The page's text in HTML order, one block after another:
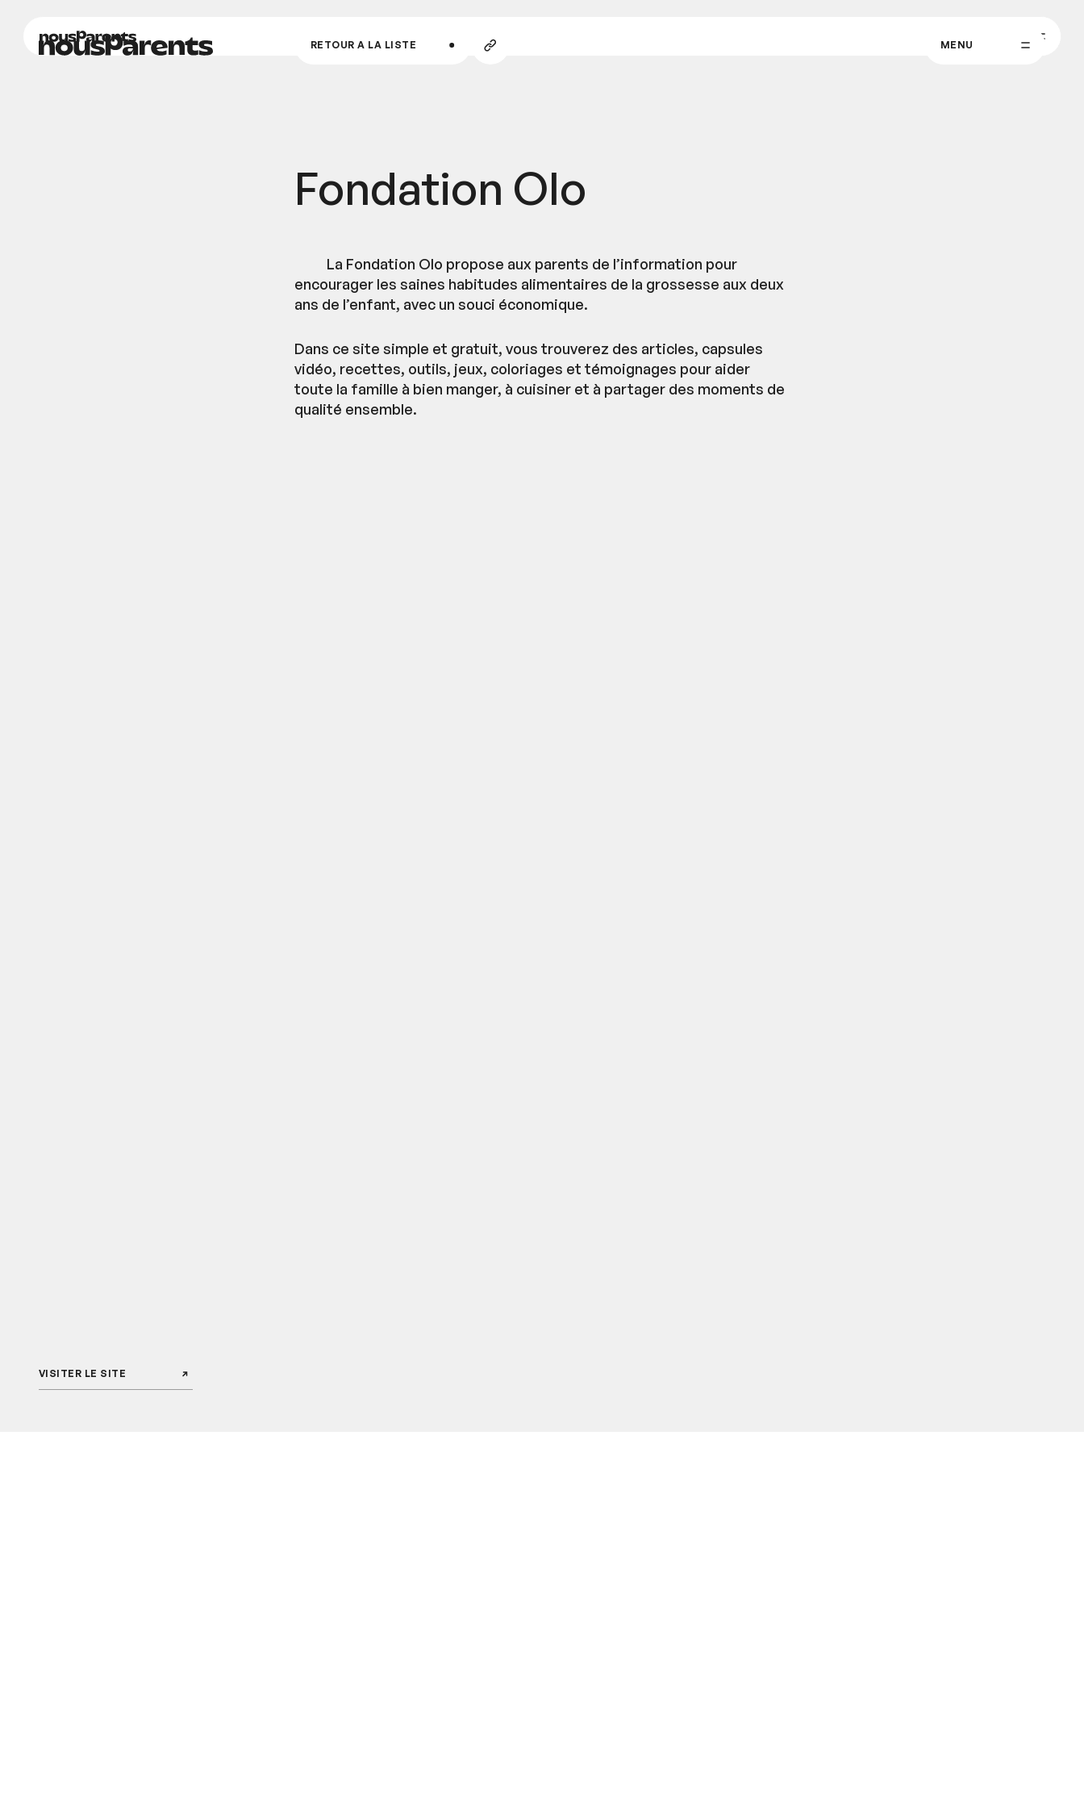
nousParents MENU
RETOUR À LA LISTE
Copier
le
Fondation Olo
La Fondation Olo propose aux parents de l’information pour
encourager les saines habitudes alimentaires de la grossesse aux deux
ans de l’enfant, avec un souci économique.
Dans ce site simple et gratuit, vous trouverez des articles, capsules
vidéo, recettes, outils, jeux, coloriages et témoignages pour aider
toute la famille à bien manger, à cuisiner et à partager des moments de
qualité ensemble.
VISITER LE SITE